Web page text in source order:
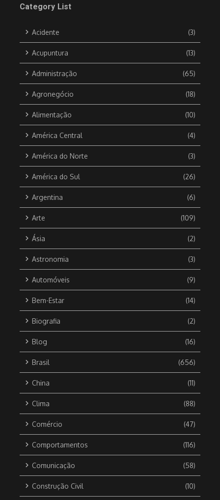
Category List
Acidente (3)
Acupuntura (13)
Administração (65)
Agronegócio (18)
Alimentação (10)
América Central (4)
América do Norte (3)
América do Sul (26)
Argentina (6)
Arte (109)
Ásia (2)
Astronomia (3)
Automóveis (9)
Bem-Estar (14)
Biografia (2)
Blog (16)
Brasil (656)
China (11)
Clima (88)
Comércio (47)
Comportamentos (116)
Comunicação (58)
Construção Civil (10)